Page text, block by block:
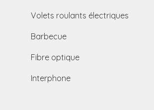
Volets roulants électriques
Barbecue
Fibre optique
Interphone